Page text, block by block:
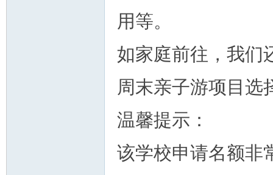
用等。
如家庭前往，我们
周末亲子游项目选
温馨提示：
该学校申请名额非